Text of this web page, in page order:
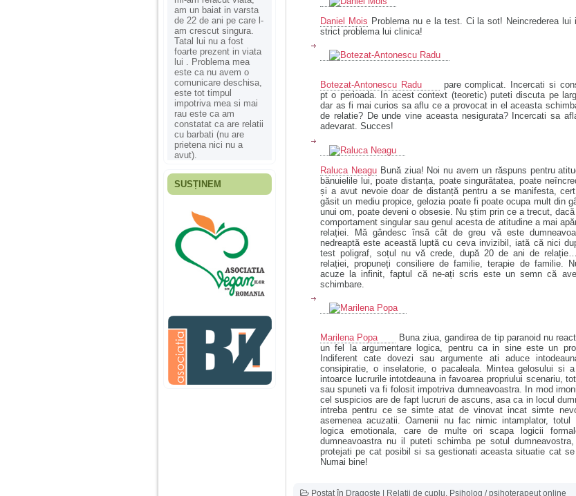
am un baiat in varsta
de 22 de ani pe care l-
am crescut singura.
Tatal lui nu a fost
foarte prezent in viata
lui . Problema mea
este ca nu avem o
comunicare deschisa,
este tot timpul
impotriva mea si mai
rau este ca am
constatat ca are relatii
cu barbati (nu are
prietena nici nu a
avut).
Fiica mea s-a nascut
ani, privind in urma
realizez cat de multe
greseli am facut in
educatia si cresterea
ei, am fost o mama
egoista, preocupata
de implinirea
profesionala, cand ea
era mica am neglijat-
agresiva, orice
greseala era taxata cu
o palma sau pedepse.
De 4 ani am o relatie
serioasa cu un barbat
SUSȚINEM
Daniel Mois Problema nu e la test. Ci la sot! Neincrederea lui
strict problema lui clinica!
Botezat-Antonescu Radu
pare complicat. Incercati si
pt o perioada. In acest context (teoretic) puteti discuta pe
dar as fi mai curios sa aflu ce a provocat in el aceasta
de relatie? De unde vine aceasta nesigurata? Incercati sa
adevarat. Succes!
Raluca NeaguBună ziua! Noi nu avem un răspuns pentru
bănuielile lui, poate distanța, poate singurătatea, poate
și a avut nevoie doar de distanță pentru a se manifesta,
găsit un mediu propice, gelozia poate fi poate ocupa mult din
unui om, poate deveni o obsesie. Nu știm prin ce a trecut,
comportament singular sau genul acesta de atitudine a mai
relației. Mă gândesc însă cât de greu vă este
nedreaptă este această luptă cu ceva invizibil, iată că nici
test poligraf, soțul nu vă crede, după 20 de ani de
relației, propuneți consiliere de familie, terapie de familie.
acuze la infinit, faptul că ne-ați scris este un semn că
schimbare.
Marilena Popa
Buna ziua, gandirea de tip paranoid nu
un fel la argumentare logica, pentru ca in sine este un
Indiferent cate dovezi sau argumente ati aduce
consipiratie, o inselatorie, o pacaleala. Mintea gelosului si
intoarce lucrurile intotdeauna in favoarea propriului scenariu,
sau spuneti va fi folosit impotriva dumneavoastra. In mod
cel suspicios are de fapt lucruri de ascuns, asa ca in locul
intreba pentru ce se simte atat de vinovat incat simte
asemenea acuzatii. Oamenii nu fac nimic intamplator, totul
logica emotionala, care de multe ori scapa logicii
dumneavoastra nu il puteti schimba pe sotul
protejati pe cat posibil si sa gestionati aceasta situatie cat
Numai bine!
Postat în Dragoste | Relatii de cuplu, Psiholog / psihoterapeut online